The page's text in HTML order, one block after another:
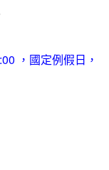
，國定例假日，